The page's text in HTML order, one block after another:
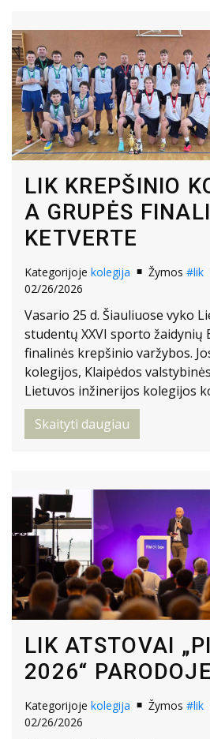
LIK KREPŠINIO
A GRUPĖS
KETVERTE
Kategorijoje kolegija Žymos #lik
02/26/2026
Vasario 25 d. Šiauliuose vyko
studentų XXVI sporto žaidynių
finalinės krepšinio varžybos.
kolegijos, Klaipėdos
Lietuvos inžinerijos kolegijos
Skaityti daugiau
LIK ATSTOVAI
2026“ PARODOJE
Kategorijoje kolegija Žymos #lik
02/26/2026